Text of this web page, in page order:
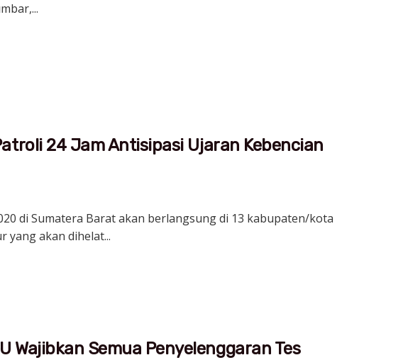
24 Jam Antisipasi Ujaran Kebencian
di Sumatera Barat akan berlangsung di 13 kabupaten/kota
yang akan dihelat...
Wajibkan Semua Penyelenggaran Tes